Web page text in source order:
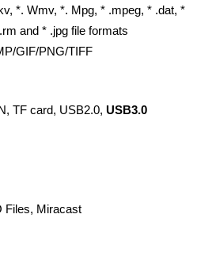
*. Wmv, *. Mpg, * .mpeg, * .dat, *
and * .jpg file formats
GIF/PNG/TIFF
TF card, USB2.0, USB3.0
Files, Miracast